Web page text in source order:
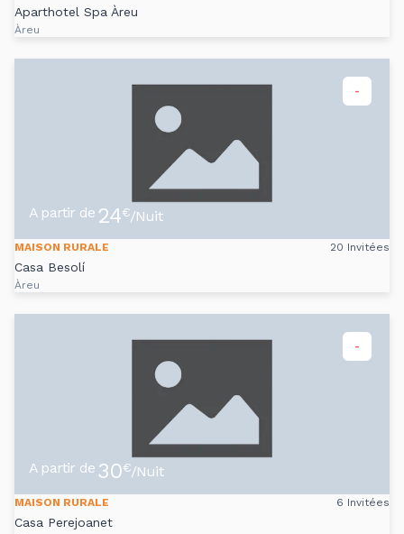
Aparthotel Spa Àreu
Àreu
-
A partir de 24€/Nuit
MAISON RURALE 20 Invitées
Casa Besolí
Àreu
-
A partir de 30€/Nuit
MAISON RURALE 6 Invitées
Casa Perejoanet